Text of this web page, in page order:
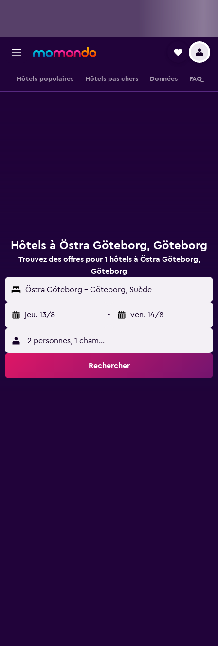
Hôtels populaires Hôtels pas chers Données FAQ
Hôtels à Östra Göteborg, Göteborg
Trouvez des offres pour 1 hôtels à Östra Göteborg,
Göteborg
Östra Göteborg - Göteborg, Suède
jeu. 13/8 - ven. 14/8
2 personnes, 1 chambre
Rechercher